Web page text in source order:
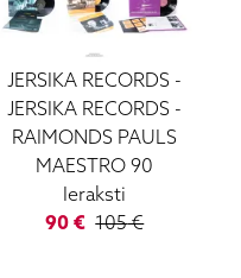
JERSIKA RECORDS -
JERSIKA RECORDS -
RAIMONDS PAULS
MAESTRO 90
Ieraksti
90 € 105€